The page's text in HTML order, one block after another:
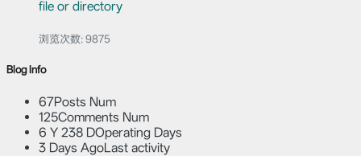
file or directory
浏览次数: 9875
Blog Info
67Posts Num
125Comments Num
6 Y 238 DOperating Days
3 Days AgoLast activity